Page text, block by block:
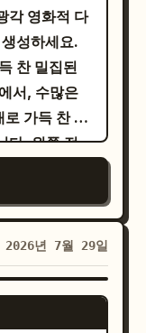
츠, 줄무늬
착용하고
내려다보며
릭터 모두
부드러운 홍
채화 명암,
크림색 배경,
. 모든 타이
지하며, 제
피 스타일
작성합니
햄스터를 약
스터는 메
에 앉아 있
모니터를
무용 바인더
며 폭발하
죽한 말풍
입을 벌리
손을 둔 채
서 고개를
씨 효과음
일본어 텍스
진 커다란
과 흰색 깃발
깃발 1개, 왼
1개, 그리고
자가 깃발 1
창, 흩어진
가득 차야 합
에 부분적
요새 도시나
트를 사용하
있는 안
각 영화적 다
성하세요.
찬 밀집된
서, 수많은
가득 찬 거
다. 왼쪽 전
고, 그 근처
색과 흰색 깃
과 흰색 십자
가하세요.
구, 사슬 갑
둥근 방패
2026년 7월 29일
GPT IMAGE 2